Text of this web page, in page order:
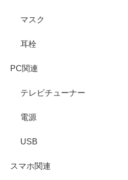
マスク
耳栓
PC関連
テレビチューナー
電源
USB
スマホ関連